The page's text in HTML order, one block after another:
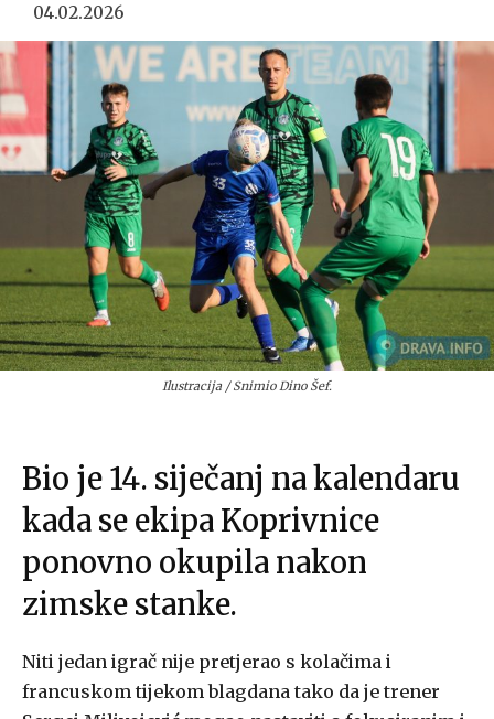
04.02.2026
Ilustracija / Snimio Dino Šef.
Bio je 14. siječanj na kalendaru
kada se ekipa Koprivnice
ponovno okupila nakon
zimske stanke.
Niti jedan igrač nije pretjerao s kolačima i
francuskom tijekom blagdana tako da je trener